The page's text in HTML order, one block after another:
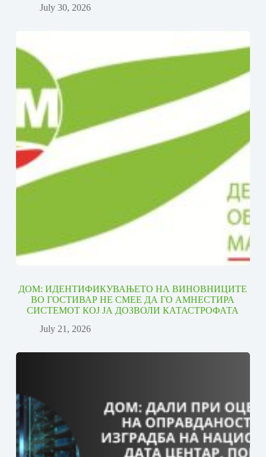
July 30, 2026
ДОМ: ИДЕНТИФИКУВАЊЕТО НА ВИНОВНИЦИТЕ
ВО ГОСТИВАР НЕ СМЕЕ ДА ГО АМНЕСТИРА
СИСТЕМОТ КОЈ ЈА ДОЗВОЛИ КАТАСТРОФАТА
July 21, 2026